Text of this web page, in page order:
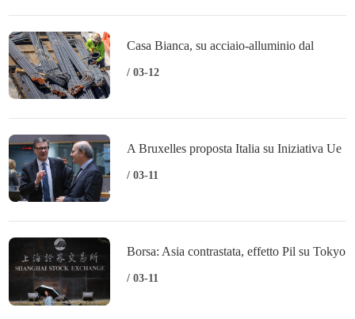
Casa Bianca, su acciaio-alluminio dal
Canada dazi restano al 25%
/ 03-12
A Bruxelles proposta Italia su Iniziativa Ue
per sicurezza
/ 03-11
Borsa: Asia contrastata, effetto Pil su Tokyo
(-0,64%)
/ 03-11